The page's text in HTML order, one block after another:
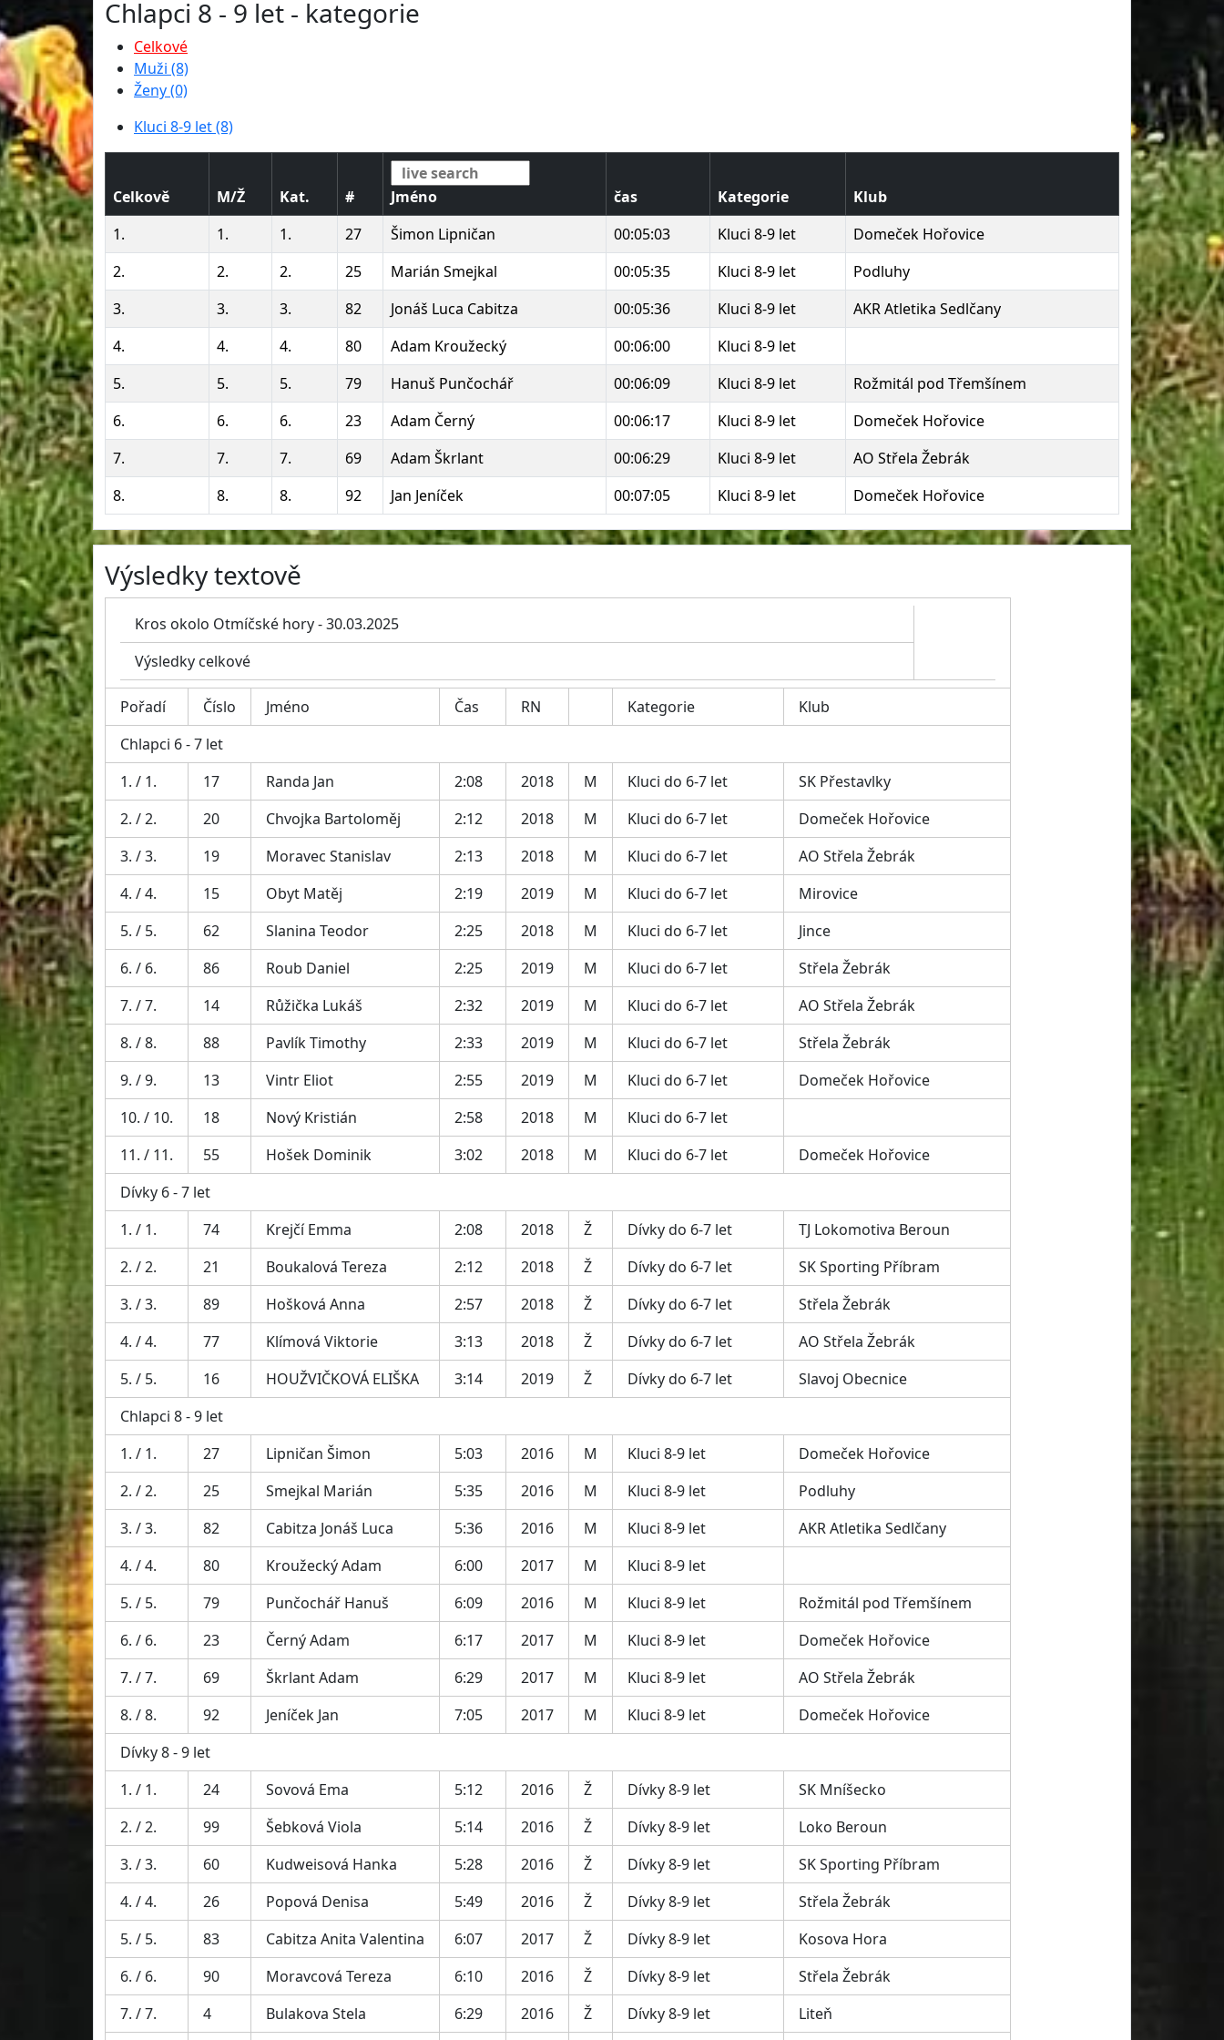
Chlapci 8 - 9 let - kategorie
Celkové
Muži (8)
Ženy (0)
Kluci 8-9 let (8)
Celkově M/Ž Kat. # Jméno čas Kategorie
Klub
1.
1. 1. 27 Šimon Lipničan 00:05:03 Kluci 8-9 let
Domeček Hořovice
2.
2. 2. 25 Marián Smejkal 00:05:35 Kluci 8-9 let
Podluhy
3.
3. 3. 82 Jonáš Luca Cabitza 00:05:36 Kluci 8-9 let
AKR Atletika Sedlčany
4.
4. 4. 80 Adam Kroužecký 00:06:00
Kluci 8-9 let
5.
5. 5. 79 Hanuš Punčochář 00:06:09 Kluci 8-9 let
Rožmitál pod Třemšínem
6.
6. 6. 23 Adam Černý 00:06:17 Kluci 8-9 let
Domeček Hořovice
7.
7. 7. 69 Adam Škrlant 00:06:29 Kluci 8-9 let
AO Střela Žebrák
8.
8. 8. 92 Jan Jeníček 00:07:05 Kluci 8-9 let Domeček Hořovice
Výsledky textově
Kros okolo Otmíčské hory - 30.03.2025
Výsledky celkové
Pořadí Číslo Jméno Čas RN Kategorie
Klub
Chlapci 6 - 7 let
1. / 1.
17 Randa Jan 2:08 2018 M Kluci do 6-7 let
SK Přestavlky
2. / 2.
20 Chvojka Bartoloměj 2:12 2018 M Kluci do 6-7 let
Domeček Hořovice
3. / 3.
19 Moravec Stanislav 2:13 2018 M Kluci do 6-7 let
AO Střela Žebrák
4. / 4.
15 Obyt Matěj 2:19 2019 M Kluci do 6-7 let
Mirovice
5. / 5.
62 Slanina Teodor 2:25 2018 M Kluci do 6-7 let
Jince
6. / 6.
86 Roub Daniel 2:25 2019 M Kluci do 6-7 let
Střela Žebrák
7. / 7.
14 Růžička Lukáš 2:32 2019 M Kluci do 6-7 let
AO Střela Žebrák
8. / 8.
88 Pavlík Timothy 2:33 2019 M Kluci do 6-7 let
Střela Žebrák
9. / 9.
13 Vintr Eliot 2:55 2019 M Kluci do 6-7 let
Domeček Hořovice
10. / 10.
18 Nový Kristián 2:58 2018 M
Kluci do 6-7 let
11. / 11.
55 Hošek Dominik 3:02 2018 M Kluci do 6-7 let
Domeček Hořovice
Dívky 6 - 7 let
1. / 1.
74 Krejčí Emma 2:08 2018 Ž Dívky do 6-7 let
TJ Lokomotiva Beroun
2. / 2.
21 Boukalová Tereza 2:12 2018 Ž Dívky do 6-7 let
SK Sporting Příbram
3. / 3.
89 Hošková Anna 2:57 2018 Ž Dívky do 6-7 let
Střela Žebrák
4. / 4.
77 Klímová Viktorie 3:13 2018 Ž Dívky do 6-7 let
AO Střela Žebrák
5. / 5.
16 HOUŽVIČKOVÁ ELIŠKA 3:14 2019 Ž Dívky do 6-7 let
Slavoj Obecnice
Chlapci 8 - 9 let
1. / 1.
27 Lipničan Šimon 5:03 2016 M Kluci 8-9 let
Domeček Hořovice
2. / 2.
25 Smejkal Marián 5:35 2016 M Kluci 8-9 let
Podluhy
3. / 3.
82 Cabitza Jonáš Luca 5:36 2016 M Kluci 8-9 let
AKR Atletika Sedlčany
4. / 4.
80 Kroužecký Adam 6:00 2017 M
Kluci 8-9 let
5. / 5.
79 Punčochář Hanuš 6:09 2016 M Kluci 8-9 let
Rožmitál pod Třemšínem
6. / 6.
23 Černý Adam 6:17 2017 M Kluci 8-9 let
Domeček Hořovice
7. / 7.
69 Škrlant Adam 6:29 2017 M Kluci 8-9 let
AO Střela Žebrák
8. / 8.
92 Jeníček Jan 7:05 2017 M Kluci 8-9 let
Domeček Hořovice
Dívky 8 - 9 let
1. / 1.
24 Sovová Ema 5:12 2016 Ž Dívky 8-9 let
SK Mníšecko
2. / 2.
99 Šebková Viola 5:14 2016 Ž Dívky 8-9 let
Loko Beroun
3. / 3.
60 Kudweisová Hanka 5:28 2016 Ž Dívky 8-9 let
SK Sporting Příbram
4. / 4.
26 Popová Denisa 5:49 2016 Ž Dívky 8-9 let
Střela Žebrák
5. / 5.
83 Cabitza Anita Valentina 6:07 2017 Ž Dívky 8-9 let
Kosova Hora
6. / 6.
90 Moravcová Tereza 6:10 2016 Ž Dívky 8-9 let
Střela Žebrák
7. / 7.
4 Bulakova Stela 6:29 2016 Ž Dívky 8-9 let Liteň